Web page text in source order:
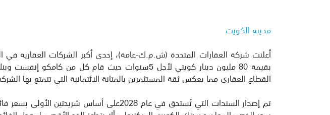
مدينة الكويت
أعلنت شركة العقارات المتحدة (ش.م.ك-عامة)، إحدى أكبر الشركات العقارية
بقيمة 80 مليون دينار كويتي لأجل 5سنوات حيث قام
القطاع العقاري مما يعكس ثقة المستثمرين بالمتانة الائتمانية التي تتمتع بها